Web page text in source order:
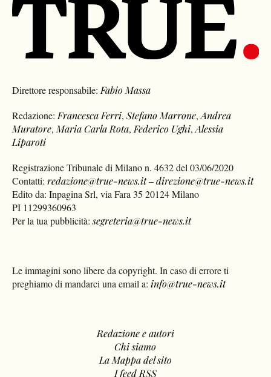
Direttore responsabile: Fabio Massa
Redazione: Francesca Ferri,Stefano Marrone,Andrea
Muratore, Maria Carla Rota, Federico Ughi,Alessia
Liparoti
Registrazione Tribunale di Milano n. 4632 del 03/06/2020
Contatti:redazione@true-news.it–direzione@true-news.it
Edito da: Inpagina Srl, via Fara 35 20124 Milano
PI 11299360963
Per la tua pubblicità:segreteria@true-news.it
Le immagini sono libere da copyright. In caso di errore ti
preghiamo di mandarci una email a: info@true-news.it
Redazione e autori
Chi siamo
La Mappa del sito
I feed RSS